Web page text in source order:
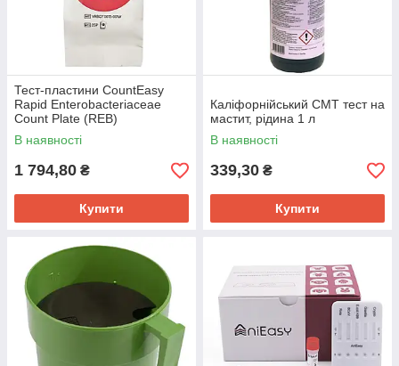
Тест-пластини CountEasy
Rapid Enterobacteriaceae
Count Plate (REB)
В наявності
1 794,80 ₴
Купити
Каліфорнійський CMT тест на
мастит, рідина 1 л
В наявності
339,30 ₴
Купити